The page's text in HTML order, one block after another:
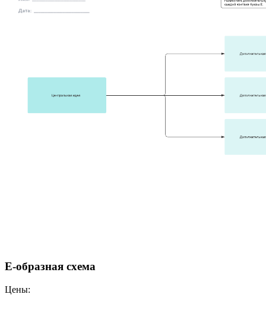
E-образная схема
Цены: